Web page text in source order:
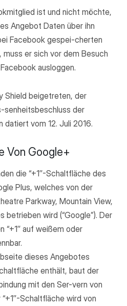
ist und nicht möchte,
Angebot Daten über ihn
Facebook gespei-cherten
er sich vor dem Besuch
ausloggen.
Shield beigetreten, der
senheitsbeschluss der
datiert vom 12. Juli 2016.
Von Google+
die “+1″-Schaltfläche des
Plus, welches von der
Parkway, Mountain View,
wird (“Google”). Der
“+1″ auf weißem oder
dieses Angebotes
enthält, baut der
mit den Ser-vern von
Schaltfläche wird von